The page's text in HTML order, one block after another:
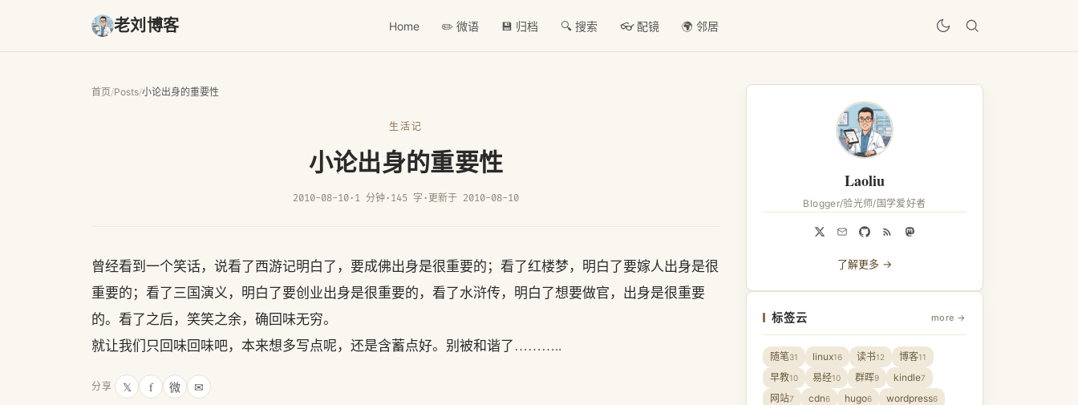
老刘博客 Home ✏️ 微语 💾 归档 🔍 搜索 👓 配镜 🌍 邻居
首页/Posts/小论出身的重要性
生活记
小论出身的重要性
2010-08-10· 1 分钟· 145 字 · 更新于 2010-08-10
曾经看到一个笑话，说看了西游记明白了，要成佛出身是很重要的；看了红楼梦，明白了要嫁人出身是很
重要的；看了三国演义，明白了要创业出身是很重要的，看了水浒传，明白了想要做官，出身是很重要
的。看了之后，笑笑之余，确回味无穷。
就让我们只回味回味吧，本来想多写点呢，还是含蓄点好。别被和谐了………..
分享 𝕏 f 微 ✉
Laoliu
Blogger/验光师/国学爱好者
了解更多 →
标签云 more →
随笔31 linux16 读书12 博客11
早教10 易经10 群晖9 kindle7
网站7 cdn6 hugo6 wordpress6